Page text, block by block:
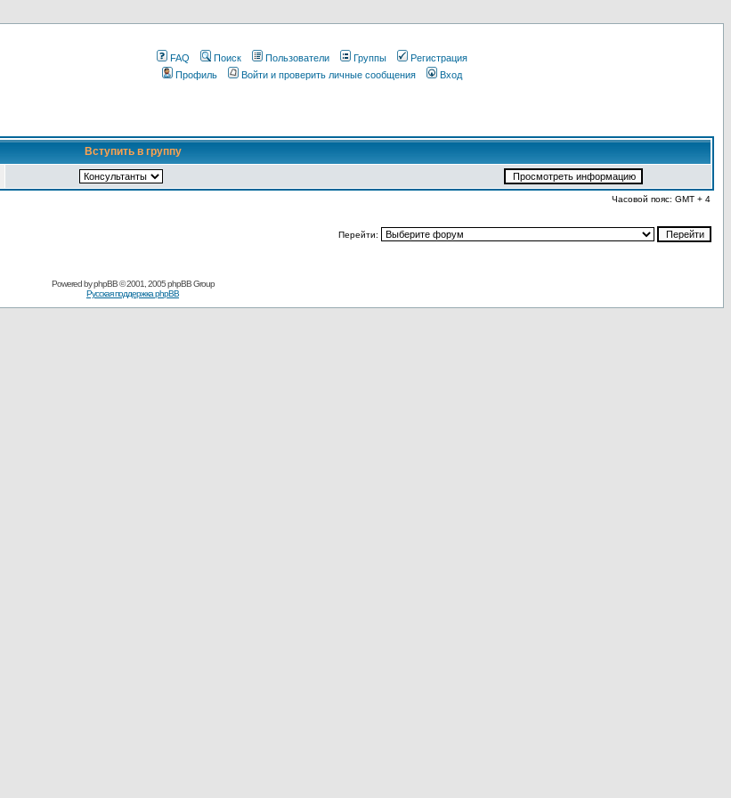
FAQ Поиск Пользователи Группы
Регистрация
Профиль
Войти и проверить личные сообщения Вход
Вступить в группу
Часовой пояс: GMT + 4
Перейти:
Pоwerеd byрhpВB© 2001, 2005 рhpВB Grouр
Русская поддержка phрВB